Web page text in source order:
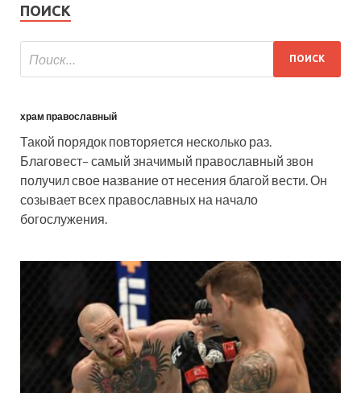
ПОИСК
храм православный
Такой порядок повторяется несколько раз.
Благовест– самый значимый православный звон
получил свое название от несения благой вести. Он
созывает всех православных на начало
богослужения.